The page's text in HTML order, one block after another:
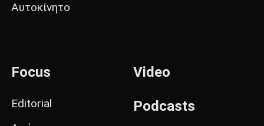
Αυτοκίνητο
Focus
Editorial
Video
Podcasts